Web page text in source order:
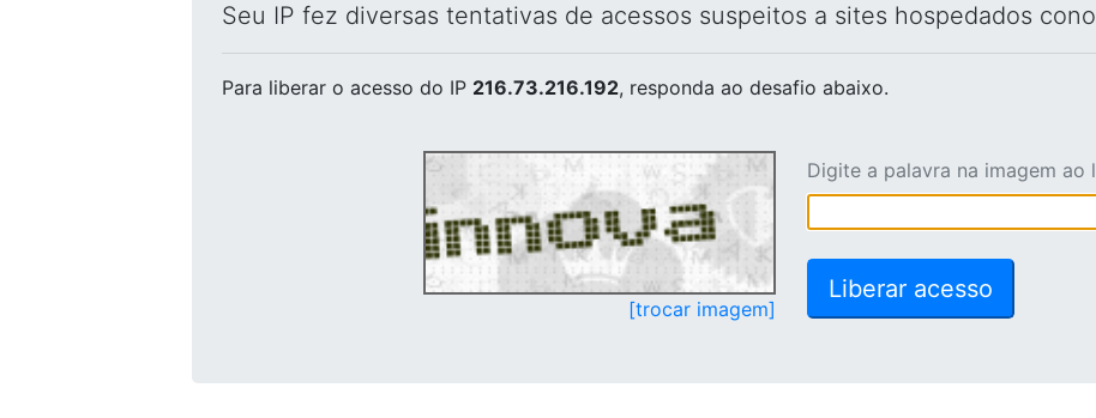
Seu IP fez diversas tentativas de acessos suspeitos a sites hospedados
Para liberar o acesso do IP 216.73.216.192, responda ao desafio abaixo.
[trocar imagem]
Digite a palavra na imagem ao